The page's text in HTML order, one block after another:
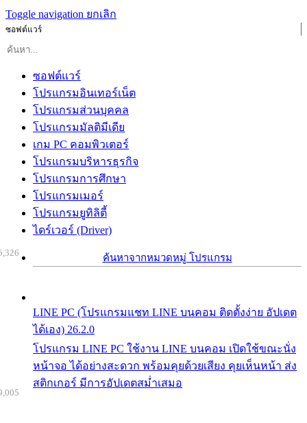
Toggle navigation ยกเลิก
ซอฟต์แวร์
ซอฟต์แวร์
โปรแกรมอินเทอร์เน็ต
โปรแกรมส่วนบุคคล
โปรแกรมมัลติมีเดีย
เกม PC คอมพิวเตอร์
โปรแกรมบริหารธุรกิจ
โปรแกรมการศึกษา
โปรแกรมเมอร์
โปรแกรมยูทิลิตี้
ไดร์เวอร์ (Driver)
ค้นหาจากหมวดหมู่ โปรแกรม
LINE PC (โปรแกรมแชท LINE บนคอม ติดตั้งง่าย อัปเดต
ได้เอง) 26.2.0
โปรแกรม LINE PC ใช้งาน LINE บนคอม เปิดใช้ขณะนั่ง
หน้าจอ ได้อย่างสะดวก พร้อมคุยด้วยเสียง คุยเห็นหน้า ส่ง
สติกเกอร์ มีการอัปเดตสม่ำเสมอ